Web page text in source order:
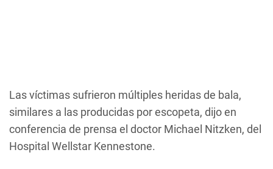
Las víctimas sufrieron múltiples heridas de bala,
similares a las producidas por escopeta, dijo en
conferencia de prensa el doctor Michael Nitzken, del
Hospital Wellstar Kennestone.